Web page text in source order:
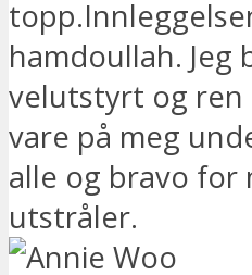
hamdoullah. Jeg
velutstyrt og ren
vare på meg
alle og bravo for
utstråler.